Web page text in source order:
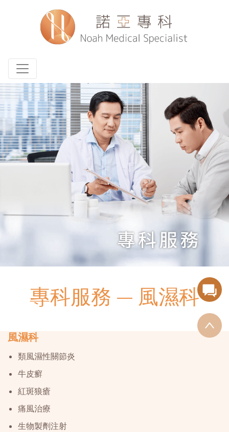
Toggle navigation
專科服務 風濕科
風濕科
類風濕性關節炎
牛皮癬
紅斑狼瘡
痛風治療
生物製劑注射